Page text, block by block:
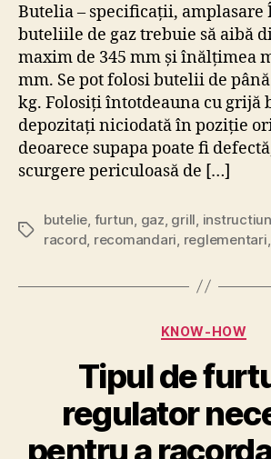
Butelia – specificații, amplasare
buteliile de gaz trebuie să aibă
maxim de 345 mm și înălțimea
mm. Se pot folosi butelii de
kg. Folosiți întotdeauna cu grijă
depozitați niciodată în poziție
deoarece supapa poate fi
scurgere periculoasă de […]
Etichete
butelie furtun gaz grill
racord recomandari reglementari
Categorii
KNOW-HOW
Tipul de
regulator
1
1